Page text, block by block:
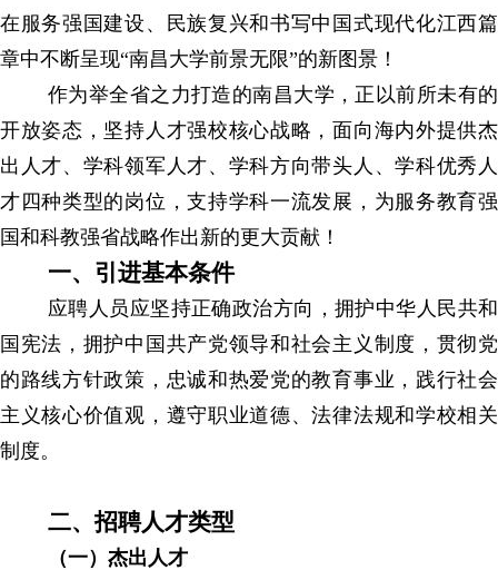
在服务强国建设、民族复兴和书写中国式现代化江西篇
章中不断呈现“南昌大学前景无限”的新图景！
作为举全省之力打造的南昌大学，正以前所未有的
开放姿态，坚持人才强校核心战略，面向海内外提供杰
出人才、学科领军人才、学科方向带头人、学科优秀人
才四种类型的岗位，支持学科一流发展，为服务教育强
国和科教强省战略作出新的更大贡献！
一、引进基本条件
应聘人员应坚持正确政治方向，拥护中华人民共和
国宪法，拥护中国共产党领导和社会主义制度，贯彻党
的路线方针政策，忠诚和热爱党的教育事业，践行社会
主义核心价值观，遵守职业道德、法律法规和学校相关
制度。
二、招聘人才类型
（一）杰出人才